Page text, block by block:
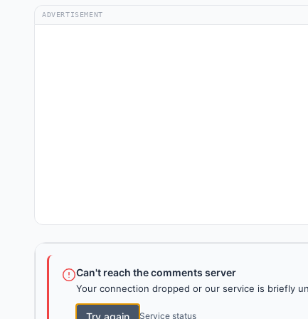
ADVERTISEMENT
Can't reach the comments server
Your connection dropped or our service is briefly
Try again Service status